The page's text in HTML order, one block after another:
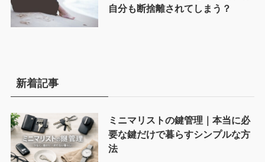
自分も断捨離されてしまう？
新着記事
ミニマリストの鍵管理｜本当に必
要な鍵だけで暮らすシンプルな方
法